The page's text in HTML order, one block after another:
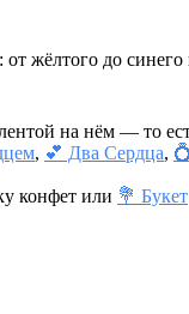
жёлтого до
на нём — то
, 💕 Два Сердца,
конфет или 💐 Букет